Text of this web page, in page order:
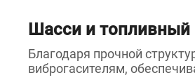
Шасси и топливный
Благодаря прочной
виброгасителям,